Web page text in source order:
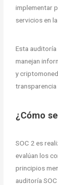
implementar
servicios en la
Esta
manejan
y
transparencia
¿Cómo
SOC 2 es
evalúan los
principios
auditoría SOC